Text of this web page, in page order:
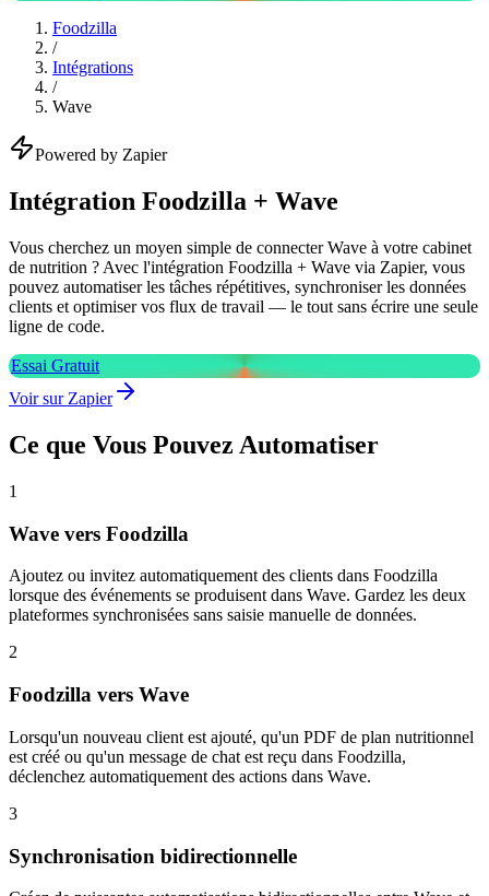
Foodzilla
/
Intégrations
/
Wave
Powered by Zapier
Intégration Foodzilla + Wave
Vous cherchez un moyen simple de connecter Wave à votre cabinet
de nutrition ? Avec l'intégration Foodzilla + Wave via Zapier, vous
pouvez automatiser les tâches répétitives, synchroniser les données
clients et optimiser vos flux de travail — le tout sans écrire une seule
ligne de code.
Essai Gratuit
Voir sur Zapier
Ce que Vous Pouvez Automatiser
1
Wave vers Foodzilla
Ajoutez ou invitez automatiquement des clients dans Foodzilla
lorsque des événements se produisent dans Wave. Gardez les deux
plateformes synchronisées sans saisie manuelle de données.
2
Foodzilla vers Wave
Lorsqu'un nouveau client est ajouté, qu'un PDF de plan nutritionnel
est créé ou qu'un message de chat est reçu dans Foodzilla,
déclenchez automatiquement des actions dans Wave.
3
Synchronisation bidirectionnelle